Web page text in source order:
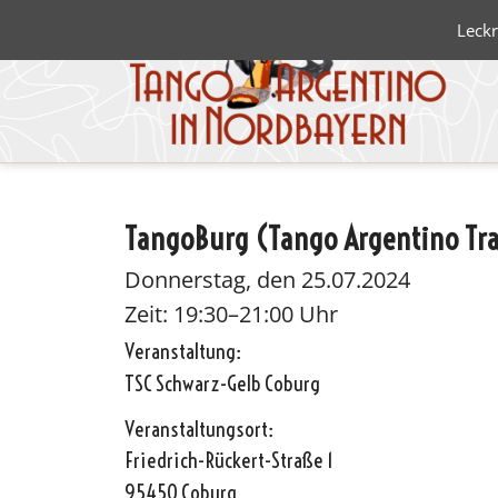
Blanco y
TangoBurg (Tango Argentino
Donnerstag, den 25.07.2024
Zeit: 19:30–21:00 Uhr
Veranstaltung:
TSC Schwarz-Gelb Coburg
Veranstaltungsort:
Friedrich-Rückert-Straße 1
95450 Coburg